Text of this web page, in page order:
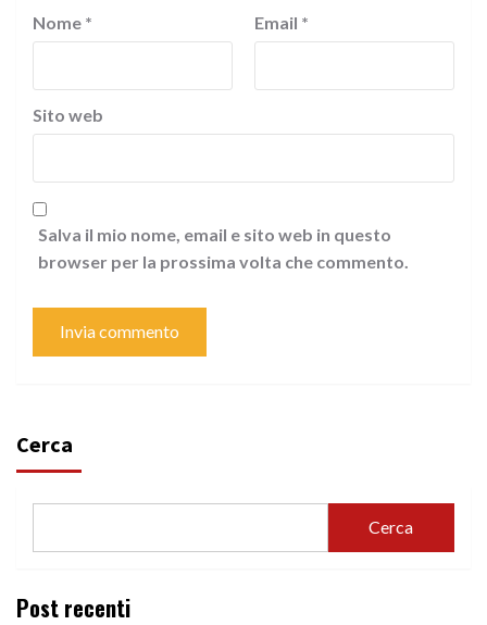
Nome * Email *
Sito web
Salva il mio nome, email e sito web in questo
browser per la prossima volta che commento.
Cerca
Cerca
Post recenti